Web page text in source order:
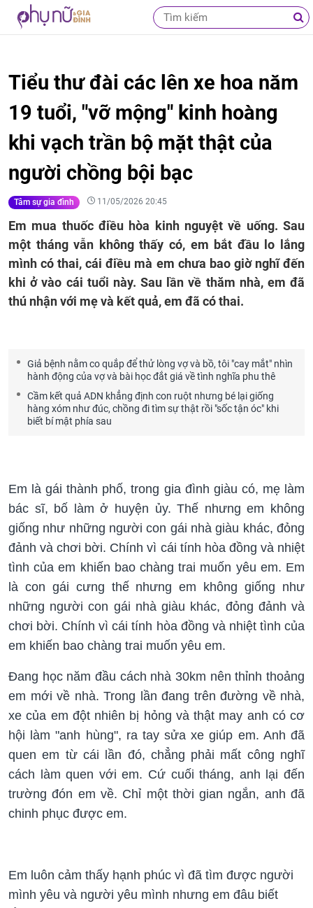
Tiểu thư đài các lên xe hoa năm
19 tuổi, "vỡ mộng" kinh hoàng
khi vạch trần bộ mặt thật của
người chồng bội bạc
Tâm sự gia đình 11/05/2026 20:45
Em mua thuốc điều hòa kinh nguyệt về uống. Sau
một tháng vẫn không thấy có, em bắt đầu lo lắng
mình có thai, cái điều mà em chưa bao giờ nghĩ đến
khi ở vào cái tuổi này. Sau lần về thăm nhà, em đã
thú nhận với mẹ và kết quả, em đã có thai.
Giả bệnh nằm co quắp để thử lòng vợ và bồ, tôi "cay mắt" nhìn
hành động của vợ và bài học đắt giá về tình nghĩa phu thê
Cầm kết quả ADN khẳng định con ruột nhưng bé lại giống
hàng xóm như đúc, chồng đi tìm sự thật rồi "sốc tận óc" khi
biết bí mật phía sau
Em là gái thành phố, trong gia đình giàu có, mẹ làm
bác sĩ, bố làm ở huyện ủy. Thế nhưng em không
giống như những người con gái nhà giàu khác, đỏng
đảnh và chơi bời. Chính vì cái tính hòa đồng và nhiệt
tình của em khiến bao chàng trai muốn yêu em. Em
là con gái cưng thế nhưng em không giống như
những người con gái nhà giàu khác, đỏng đảnh và
chơi bời. Chính vì cái tính hòa đồng và nhiệt tình của
em khiến bao chàng trai muốn yêu em.
Đang học năm đầu cách nhà 30km nên thỉnh thoảng
em mới về nhà. Trong lần đang trên đường về nhà,
xe của em đột nhiên bị hỏng và thật may anh có cơ
hội làm "anh hùng", ra tay sửa xe giúp em. Anh đã
quen em từ cái lần đó, chẳng phải mất công nghĩ
cách làm quen với em. Cứ cuối tháng, anh lại đến
trường đón em về. Chỉ một thời gian ngắn, anh đã
chinh phục được em.
Em luôn cảm thấy hạnh phúc vì đã tìm được người
mình yêu và người yêu mình nhưng em đâu biết